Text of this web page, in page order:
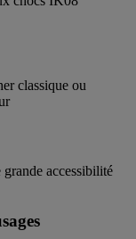
classique ou
accessibilité